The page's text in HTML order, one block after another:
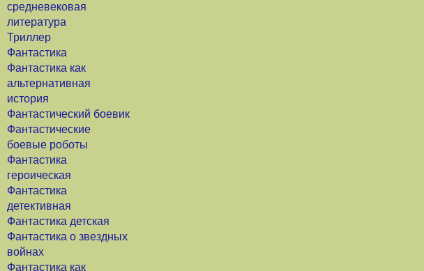
средневековая
литература
Триллер
Фантастика
Фантастика как
альтернативная
история
Фантастический боевик
Фантастические
боевые роботы
Фантастика
героическая
Фантастика
детективная
Фантастика детская
Фантастика о звездных
войнах
Фантастика как